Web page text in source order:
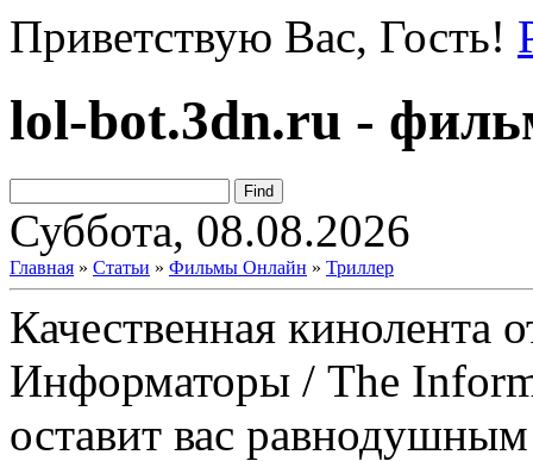
Приветствую Вас, Гость!
lol-bot.3dn.ru -
Суббота, 08.08.2026
Главная » Статьи » Фильмы Онлайн » Триллер
Качественная
Информаторы / The
оставит вас равнодушным